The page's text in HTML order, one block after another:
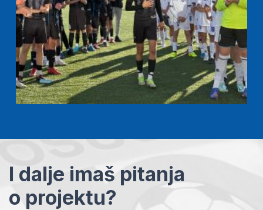
I dalje imaš pitanja
o projektu?